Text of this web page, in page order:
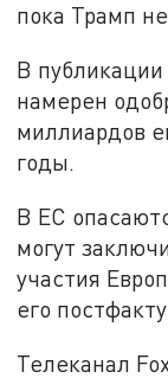
пока Трамп
В публикации
намерен
миллиардов
годы.
В ЕС
могут
участия
его
Телеканал